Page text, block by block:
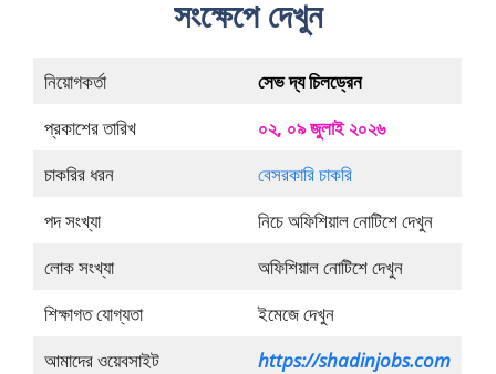
সংক্ষেপে দেখুন
নিয়োগকর্তা
সেভ দ্য চিলড্রেন
প্রকাশের তারিখ
০২, ০৯ জুলাই ২০২৬
চাকরির ধরন
বেসরকারি চাকরি
পদ সংখ্যা
নিচে অফিশিয়াল নোটিশে দেখুন
লোক সংখ্যা
অফিশিয়াল নোটিশে দেখুন
শিক্ষাগত যোগ্যতা
ইমেজে দেখুন
আমাদের ওয়েবসাইট
https://shadinjobs.com